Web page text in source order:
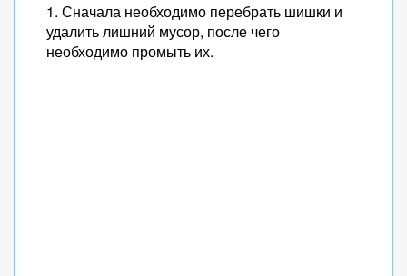
1. Сначала необходимо перебрать шишки и
удалить лишний мусор, после чего
необходимо промыть их.